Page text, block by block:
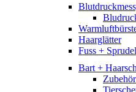
Haarglätter
Fuss +
Bart +